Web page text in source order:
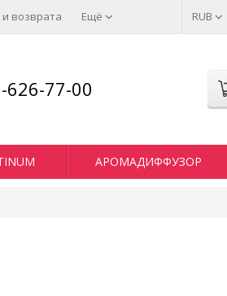
RUB
возврата Ещё
626-77-00
АРОМАДИФФУЗОР